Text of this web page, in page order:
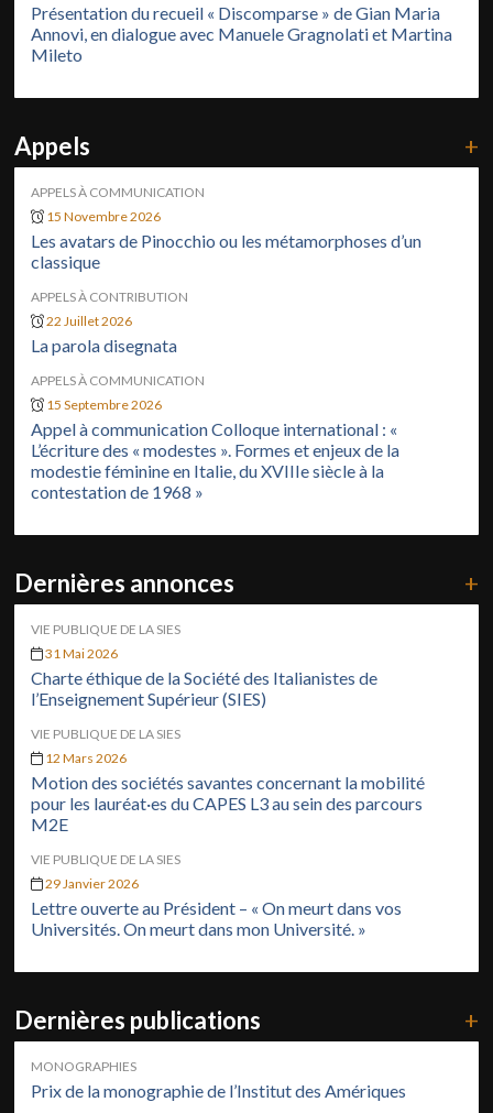
Présentation du recueil « Discomparse » de Gian Maria
Annovi, en dialogue avec Manuele Gragnolati et Martina
Mileto
Appels +
APPELS À COMMUNICATION
15 Novembre 2026
Les avatars de Pinocchio ou les métamorphoses d’un
classique
APPELS À CONTRIBUTION
22 Juillet 2026
La parola disegnata
APPELS À COMMUNICATION
15 Septembre 2026
Appel à communication Colloque international : «
L’écriture des « modestes ». Formes et enjeux de la
modestie féminine en Italie, du XVIIIe siècle à la
contestation de 1968 »
Dernières annonces +
VIE PUBLIQUE DE LA SIES
31 Mai 2026
Charte éthique de la Société des Italianistes de
l’Enseignement Supérieur (SIES)
VIE PUBLIQUE DE LA SIES
12 Mars 2026
Motion des sociétés savantes concernant la mobilité
pour les lauréat·es du CAPES L3 au sein des parcours
M2E
VIE PUBLIQUE DE LA SIES
29 Janvier 2026
Lettre ouverte au Président – « On meurt dans vos
Universités. On meurt dans mon Université. »
Dernières publications +
MONOGRAPHIES
Prix de la monographie de l’Institut des Amériques